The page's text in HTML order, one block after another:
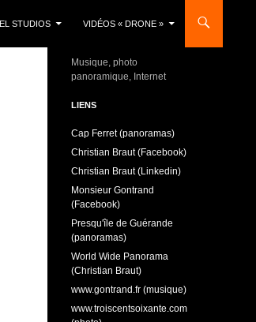
STUDIOS VIDÉOS « DRONE »
Musique, photo
panoramique, Internet
LIENS
Cap Ferret (panoramas)
Christian Braut (Facebook)
Christian Braut (Linkedin)
Monsieur Gontrand
(Facebook)
Presqu'île de Guérande
(panoramas)
World Wide Panorama
(Christian Braut)
www.gontrand.fr (musique)
www.troiscentsoixante.com